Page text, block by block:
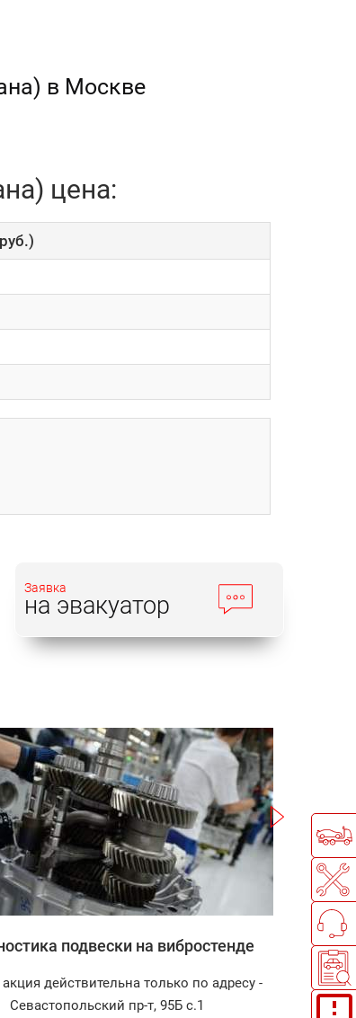
в Москве
цена:
Заявка
на эвакуатор
Записаться
подвески на вибростенде
действительна только по адресу -
Севастопольский пр-т, 95Б с.1